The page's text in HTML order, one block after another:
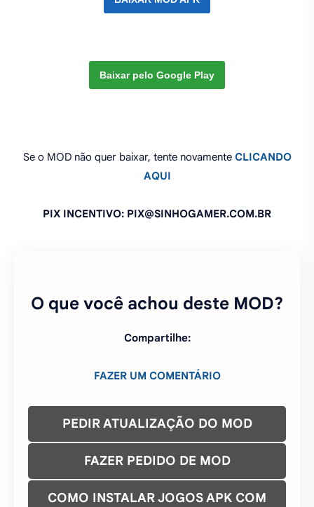
Baixar pelo Google Play
Se o MOD não quer baixar, tente novamente CLICANDO
AQUI
PIX INCENTIVO: PIX@SINHOGAMER.COM.BR
O que você achou deste MOD?
Compartilhe:
FAZER UM COMENTÁRIO
PEDIR ATUALIZAÇÃO DO MOD
FAZER PEDIDO DE MOD
COMO INSTALAR JOGOS APK COM